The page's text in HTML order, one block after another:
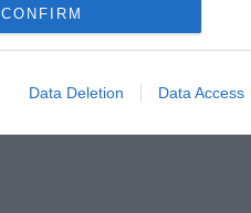
CONFIRM
Data Deletion Data Access